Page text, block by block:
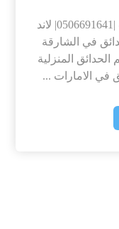
شركات تنسيق الحدائق في الامارات |0506691641| لاند
في الشارقة
المنزلية
في الامارات ...